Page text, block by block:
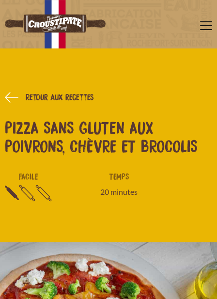
Retour aux recettes
PIZZA SANS GLUTEN AUX
POIVRONS, CHÈVRE ET BROCOLIS
FACILE TEMPS
20 minutes